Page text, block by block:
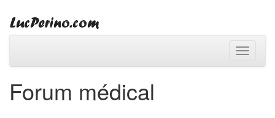
Toggle
Forum médical